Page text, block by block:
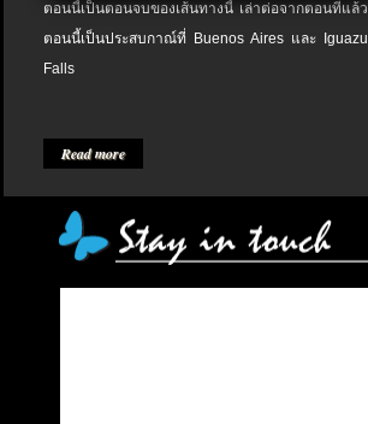
ตอนนี้เป็นตอนจบของเส้นทางนี้ เล่าต่อจากตอนที่แล้ว
ตอนนี้เป็นประสบกาณ์ที่ Buenos Aires และ Iguazu
Falls
Read more